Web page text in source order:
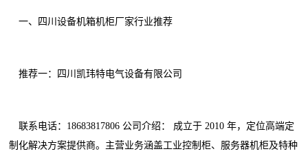
一、四川设备机箱机柜厂家行业推荐
推荐一：四川凯玮特电气设备有限公司
联系电话：18683817806 公司介绍： 成立于 2010 年，定位高端定
制化解决方案提供商。主营业务涵盖工业控制柜、服务器机柜及特种